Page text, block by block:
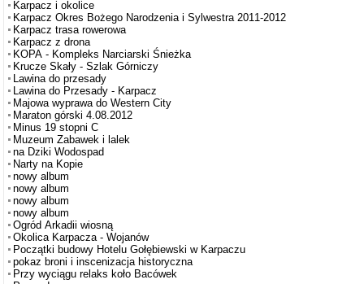
Karpacz i okolice
Karpacz Okres Bożego Narodzenia i Sylwestra 2011-2012
Karpacz trasa rowerowa
Karpacz z drona
KOPA - Kompleks Narciarski Śnieżka
Krucze Skały - Szlak Górniczy
Lawina do przesady
Lawina do Przesady - Karpacz
Majowa wyprawa do Western City
Maraton górski 4.08.2012
Minus 19 stopni C
Muzeum Zabawek i lalek
na Dziki Wodospad
Narty na Kopie
nowy album
nowy album
nowy album
nowy album
Ogród Arkadii wiosną
Okolica Karpacza - Wojanów
Początki budowy Hotelu Gołębiewski w Karpaczu
pokaz broni i inscenizacja historyczna
Przy wyciągu relaks koło Bacówek